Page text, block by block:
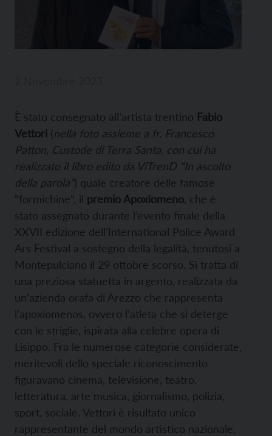
È stato consegnato all’artista trentino Fabio
Vettori (nella foto assieme a fr. Francesco
Patton, Custode di Terra Santa, con cui ha
realizzato il libro edito da ViTrenD “In ascolto
della parola”) quale creatore delle famose
“formichine”, il premio Apoxiomeno , che è
stato assegnato durante l’evento finale della
XXVII edizione dell’International Police Award
Ars Festival a sostegno della legalità, tenutosi a
Montepulciano il 29 ottobre scorso. Si tratta di
una preziosa statuetta in argento, realizzata da
un’azienda orafa di Arezzo che rappresenta
l’apoxiomenos, ovvero l’atleta che si deterge
con le striglie, ispirata alla celebre opera di
Lisippo. Fra le numerose categorie considerate,
meritevoli dello speciale riconoscimento
figuravano cinema, televisione, teatro,
letteratura, arte musica, giornalismo, polizia,
sport, sociale. Vettori è risultato unico
rappresentante del mondo artistico nazionale.